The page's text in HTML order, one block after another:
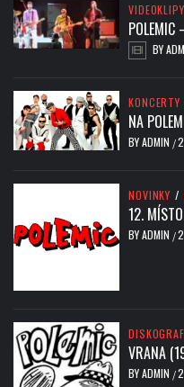
VIDEOKLIPY
POLEMIC
BY
KONCERTY
NA
BYADMIN /
NOVINKY /
12.
BYADMIN /
VRANA
BYADMIN /